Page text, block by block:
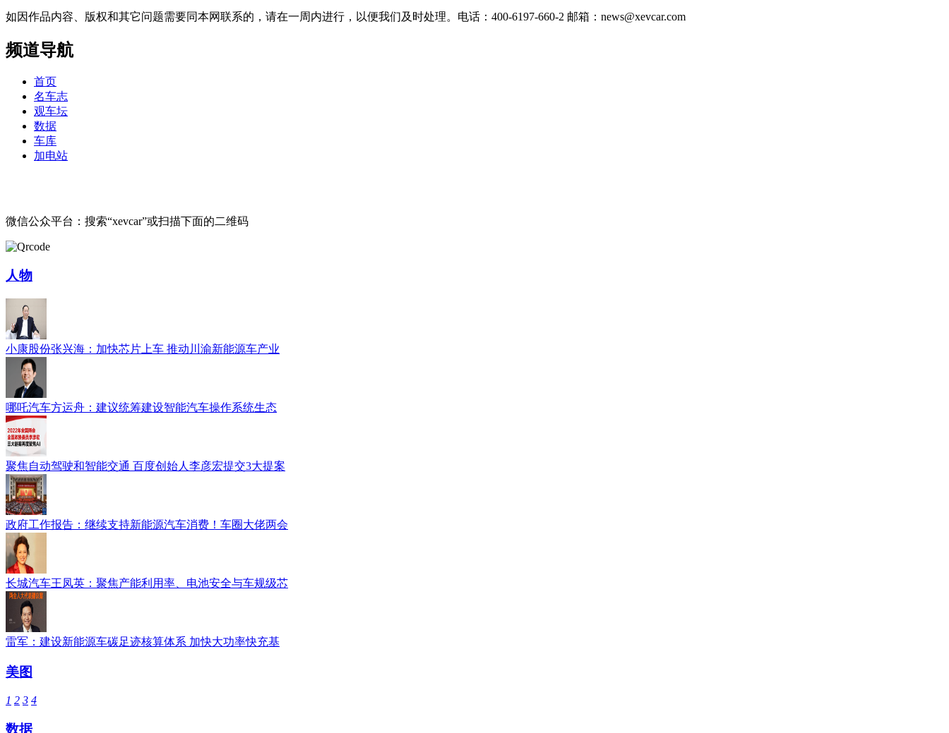
如因作品内容、版权和其它问题需要同本网联系的，请在一周内进行，以便我们及时处理。电话：400-6197-660-2 邮箱：news@xevcar.com
频道导航
首页
名车志
观车坛
数据
车库
加电站
微信公众平台：搜索“xevcar”或扫描下面的二维码
人物
小康股份张兴海：加快芯片上车 推动川渝新能源车产业
哪吒汽车方运舟：建议统筹建设智能汽车操作系统生态
聚焦自动驾驶和智能交通 百度创始人李彦宏提交3大提案
政府工作报告：继续支持新能源汽车消费！车圈大佬两会
长城汽车王凤英：聚焦产能利用率、电池安全与车规级芯
雷军：建设新能源车碳足迹核算体系 加快大功率快充基
美图
1 2 3 4
数据